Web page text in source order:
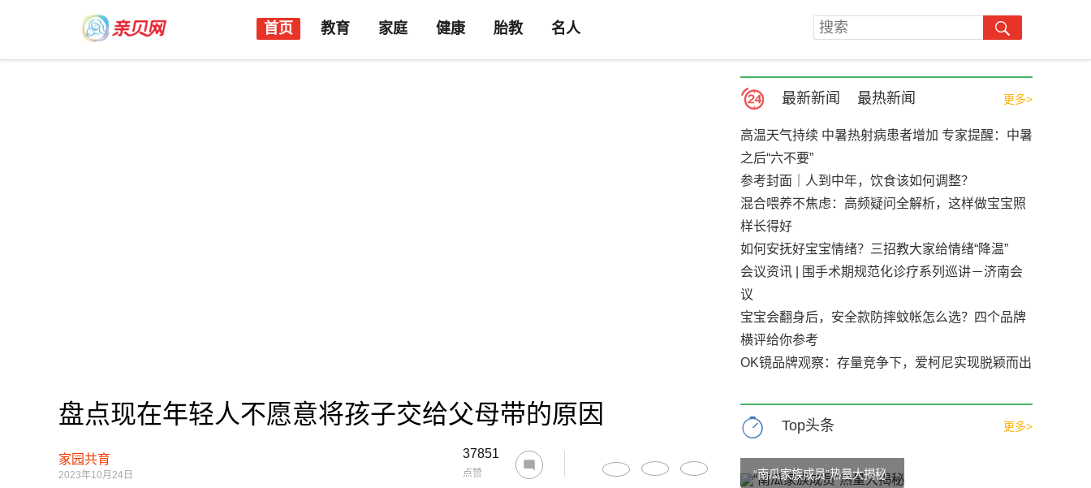
首页 教育 家庭 健康 胎教 名人
盘点现在年轻人不愿意将孩子交给父母带的原因
家园共育
2023年10月24日
37851
点赞
最新新闻 最热新闻 更多>
高温天气持续 中暑热射病患者增加 专家提醒：中暑
之后“六不要”
参考封面｜人到中年，饮食该如何调整？
混合喂养不焦虑：高频疑问全解析，这样做宝宝照
样长得好
如何安抚好宝宝情绪？三招教大家给情绪“降温”
会议资讯 | 围手术期规范化诊疗系列巡讲－济南会
议
宝宝会翻身后，安全款防摔蚊帐怎么选？四个品牌
横评给你参考
OK镜品牌观察：存量竞争下，爱柯尼实现脱颖而出
Top头条 更多>
“南瓜家族成员”热量大揭秘